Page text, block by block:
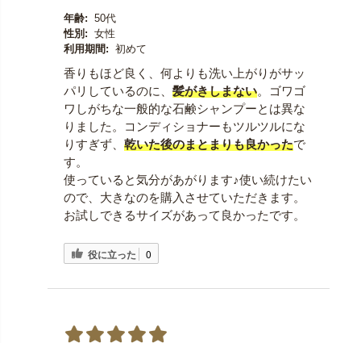
年齢: 50代
性別: 女性
利用期間: 初めて
香りもほど良く、何よりも洗い上がりがサッ
パリしているのに、 髪がきしまない。ゴワゴ
ワしがちな一般的な石鹸シャンプーとは異な
りました。コンディショナーもツルツルにな
りすぎず、 乾いた後のまとまりも良かったで
す。
使っていると気分があがります♪使い続けたい
ので、大きなのを購入させていただきます。
お試しできるサイズがあって良かったです。
役に立った 0